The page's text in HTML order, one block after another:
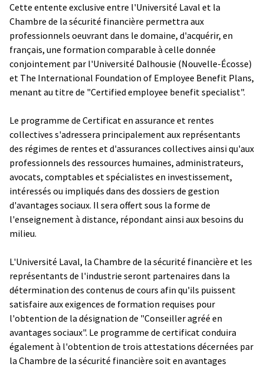
Cette entente exclusive entre l'Université Laval et la
Chambre de la sécurité financière permettra aux
professionnels oeuvrant dans le domaine, d'acquérir, en
français, une formation comparable à celle donnée
conjointement par l'Université Dalhousie (Nouvelle-Écosse)
et The International Foundation of Employee Benefit Plans,
menant au titre de "Certified employee benefit specialist".
Le programme de Certificat en assurance et rentes
collectives s'adressera principalement aux représentants
des régimes de rentes et d'assurances collectives ainsi qu'aux
professionnels des ressources humaines, administrateurs,
avocats, comptables et spécialistes en investissement,
intéressés ou impliqués dans des dossiers de gestion
d'avantages sociaux. Il sera offert sous la forme de
l'enseignement à distance, répondant ainsi aux besoins du
milieu.
L'Université Laval, la Chambre de la sécurité financière et les
représentants de l'industrie seront partenaires dans la
détermination des contenus de cours afin qu'ils puissent
satisfaire aux exigences de formation requises pour
l'obtention de la désignation de "Conseiller agréé en
avantages sociaux". Le programme de certificat conduira
également à l'obtention de trois attestations décernées par
la Chambre de la sécurité financière soit en avantages